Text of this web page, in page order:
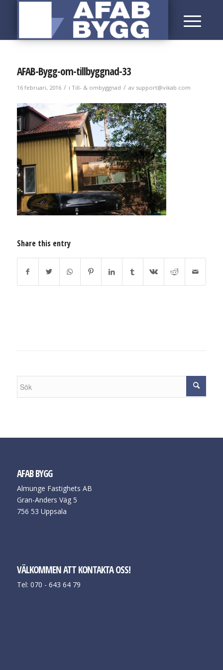
AFAB-Bygg-om-tillbyggnad-33
16 februari, 2016 / i Till- & ombyggnad / av support@vikab.com
Share this entry
AFAB BYGG
Almunge Fastighets AB
Gran-Anders Väg 5
756 53 Uppsala
VÄLKOMMEN ATT KONTAKTA OSS!
Tel: 070 - 643 64 79